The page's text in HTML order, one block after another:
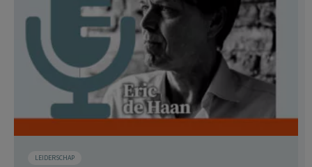
LEIDERSCHAP